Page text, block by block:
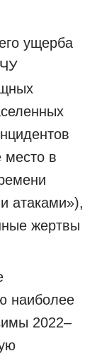
ущерба
место в
атаками»),
жертвы
наиболее
2022–